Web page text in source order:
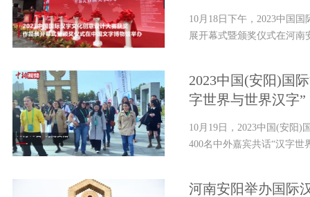
10月18日下午，2023中国
展开幕式暨颁奖仪式在河南
2023中国(安阳)国
字世界与世界汉字”
10月19日，2023中国(安阳)
400名中外嘉宾共话“汉字世
河南安阳举办国际